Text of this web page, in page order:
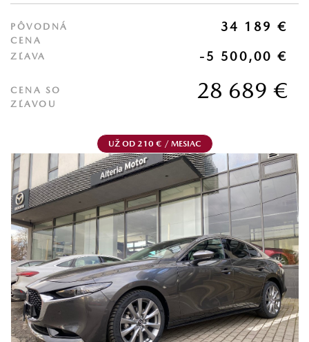
PÔVODNÁ
CENA
34 189 €
ZĽAVA -5 500,00 €
CENA SO
ZĽAVOU
28 689 €
UŽ OD 210 € / MESIAC